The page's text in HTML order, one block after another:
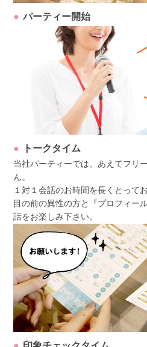
パーティー開始
トークタイム
当社パーティーでは、あえてフリ
ん。
１対１会話のお時間を長くとって
目の前の異性の方と『プロフィー
話をお楽しみ下さい。